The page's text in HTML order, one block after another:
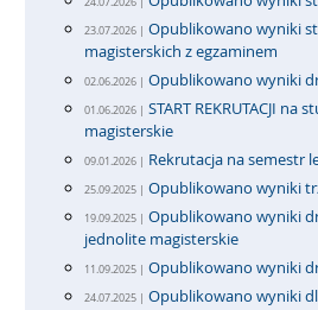
23.07.2026 | Opublikowano wyniki
magisterskich z egzaminem
02.06.2026 | Opublikowano wyniki
01.06.2026 | START REKRUTACJI
magisterskie
09.01.2026 | Rekrutacja na semestr
25.09.2025 | Opublikowano wyniki
19.09.2025 | Opublikowano wyniki
jednolite magisterskie
11.09.2025 | Opublikowano wyniki
24.07.2025 | Opublikowano wyniki